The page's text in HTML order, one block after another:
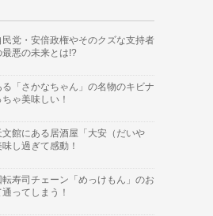
党・安倍政権やそのクズな支持者
悪の未来とは!?
「さかなちゃん」の名物のキビナ
ゃ美味しい！
館にある居酒屋「大安（だいや
し過ぎて感動！
寿司チェーン「めっけもん」のお
ってしまう！